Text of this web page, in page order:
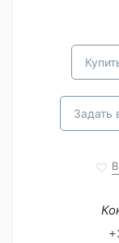
Задать